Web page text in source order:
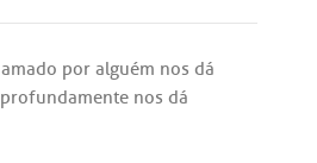
amado por alguém nos dá
profundamente nos dá